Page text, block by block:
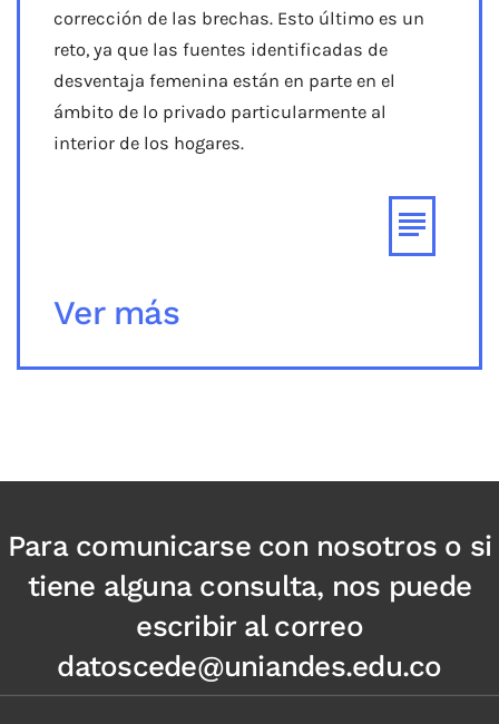
corrección de las brechas. Esto último es un
reto, ya que las fuentes identificadas de
desventaja femenina están en parte en el
ámbito de lo privado particularmente al
interior de los hogares.
Ver más
Para comunicarse con nosotros o si
tiene alguna consulta, nos puede
escribir al correo
datoscede@uniandes.edu.co